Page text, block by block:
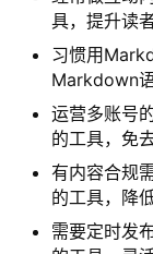
具，提升读
习惯用
Markdown
运营多账号
的工具，免
有内容合规
的工具，降
需要定时发